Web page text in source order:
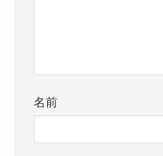
名前